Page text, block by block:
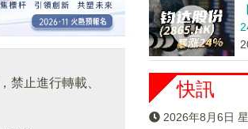
禁止進行轉載、
快訊
2026年8月6日